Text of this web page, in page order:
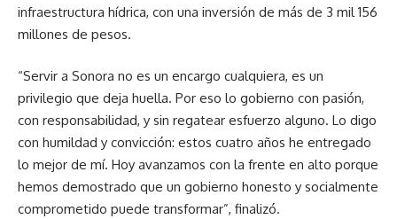
infraestructura hídrica, con una inversión de más de 3 mil 156
millones de pesos.
“Servir a Sonora no es un encargo cualquiera, es un
privilegio que deja huella. Por eso lo gobierno con pasión,
con responsabilidad, y sin regatear esfuerzo alguno. Lo digo
con humildad y convicción: estos cuatro años he entregado
lo mejor de mí. Hoy avanzamos con la frente en alto porque
hemos demostrado que un gobierno honesto y socialmente
comprometido puede transformar”, finalizó.